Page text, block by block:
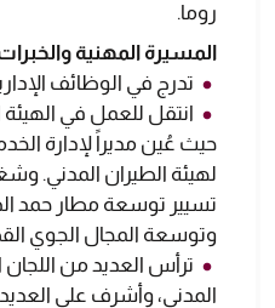
روما.
المسيرة المهنية
تدرج في الوظائف
انتقل للعمل في الهيئة
حيث عُين مديراً لإدارة
لهيئة الطيران المدني.
تسيير توسعة مطار حمد
وتوسعة المجال الجوي
ترأس العديد من اللجان
المدني، وأشرف على